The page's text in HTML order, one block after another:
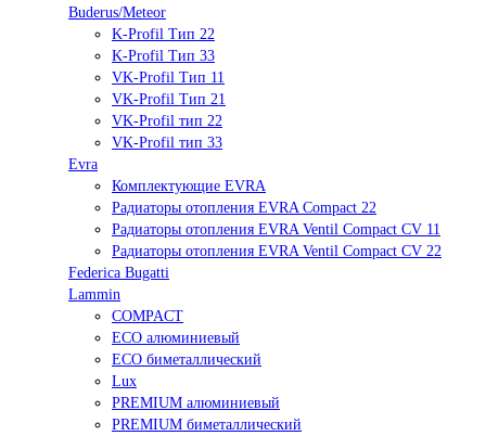
Buderus/Meteor
K-Profil Тип 22
K-Profil Тип 33
VK-Profil Тип 11
VK-Profil Тип 21
VK-Profil тип 22
VK-Profil тип 33
Evra
Комплектующие EVRA
Радиаторы отопления EVRA Compact 22
Радиаторы отопления EVRA Ventil Compact CV 11
Радиаторы отопления EVRA Ventil Compact CV 22
Federica Bugatti
Lammin
COMPACT
ECO алюминиевый
ECO биметаллический
Lux
PREMIUM алюминиевый
PREMIUM биметаллический